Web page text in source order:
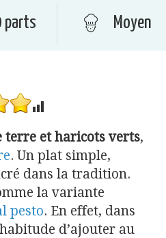
parts Moyen
terre et haricots verts,
. Un plat simple,
dans la tradition.
la variante
pesto. En effet, dans
d’ajouter au